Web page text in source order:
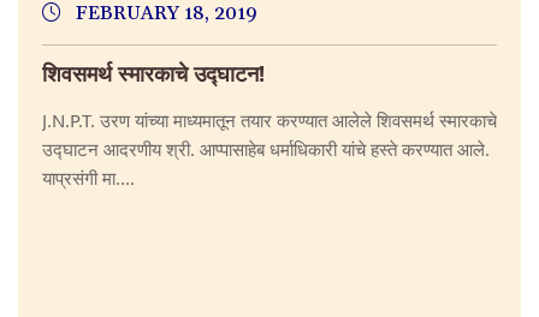
FEBRUARY 18, 2019
शिवसमर्थ स्मारकाचे उद्घाटन!
J.N.P.T. उरण यांच्या माध्यमातून तयार करण्यात आलेले शिवसमर्थ स्मारकाचे
उद्घाटन आदरणीय श्री. आप्पासाहेब धर्माधिकारी यांचे हस्ते करण्यात आले.
याप्रसंगी मा....